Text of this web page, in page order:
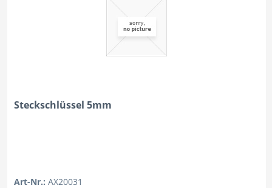
Steckschlüssel 5mm
Art-Nr.:AX20031